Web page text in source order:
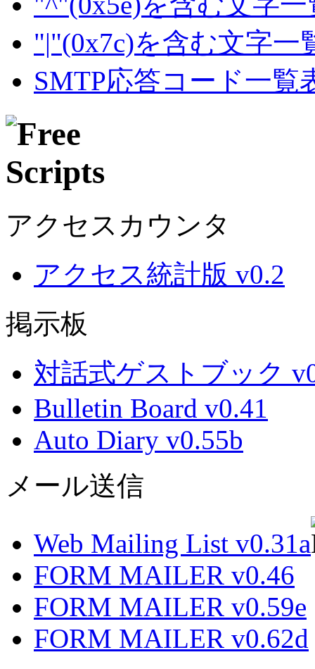
"|"(0x7c)を含む文字一
SMTP応答コード一覧
アクセスカウンタ
アクセス統計版 v0.2
掲示板
対話式ゲストブック
Bulletin Board v0.41
Auto Diary v0.55b
メール送信
Web Mailing List v0.31a
FORM MAILER v0.46
FORM MAILER v0.59e
FORM MAILER v0.62d